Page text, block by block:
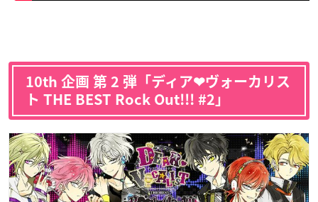
10th 企画 第 2 弾「ディア❤ヴォーカリス
ト THE BEST Rock Out!!! #2」